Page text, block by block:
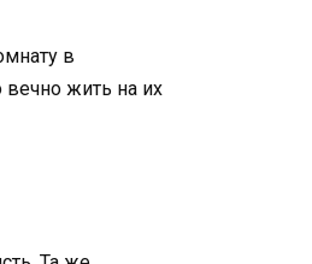
в
вечно жить на их